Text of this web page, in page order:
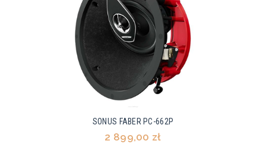
SONUS FABER PC-662P
2 899,00 zł